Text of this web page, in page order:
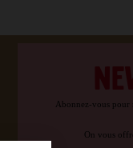
Abonnez-vous pour
On vous